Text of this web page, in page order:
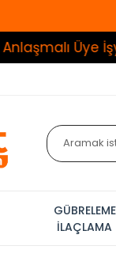
Üye İşyeri
GÜBRELEME
İLAÇLAMA